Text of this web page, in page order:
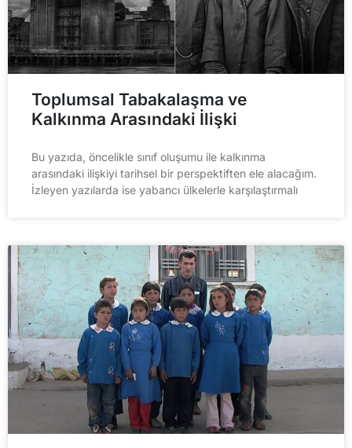
Toplumsal Tabakalaşma ve
Kalkınma Arasındaki İlişki
Bu yazıda, öncelikle sınıf oluşumu ile kalkınma
arasındaki ilişkiyi tarihsel bir perspektiften ele alacağım.
İzleyen yazılarda ise yabancı ülkelerle karşılaştırmalı